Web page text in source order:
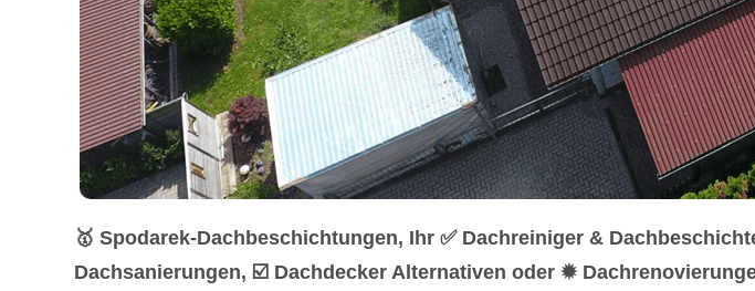
🥇 Spodarek-Dachbeschichtungen, Ihr ✅ Dachreiniger &
Dachsanierungen, ☑️ Dachdecker Alternativen oder ✹